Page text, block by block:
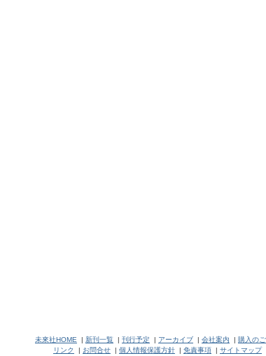
未來社HOME | 新刊一覧 | 刊行予定 | アーカイブ | 会社案内 | 購入の
リンク
| お問合せ | 個人情報保護方針 | 免責事項 | サイトマップ